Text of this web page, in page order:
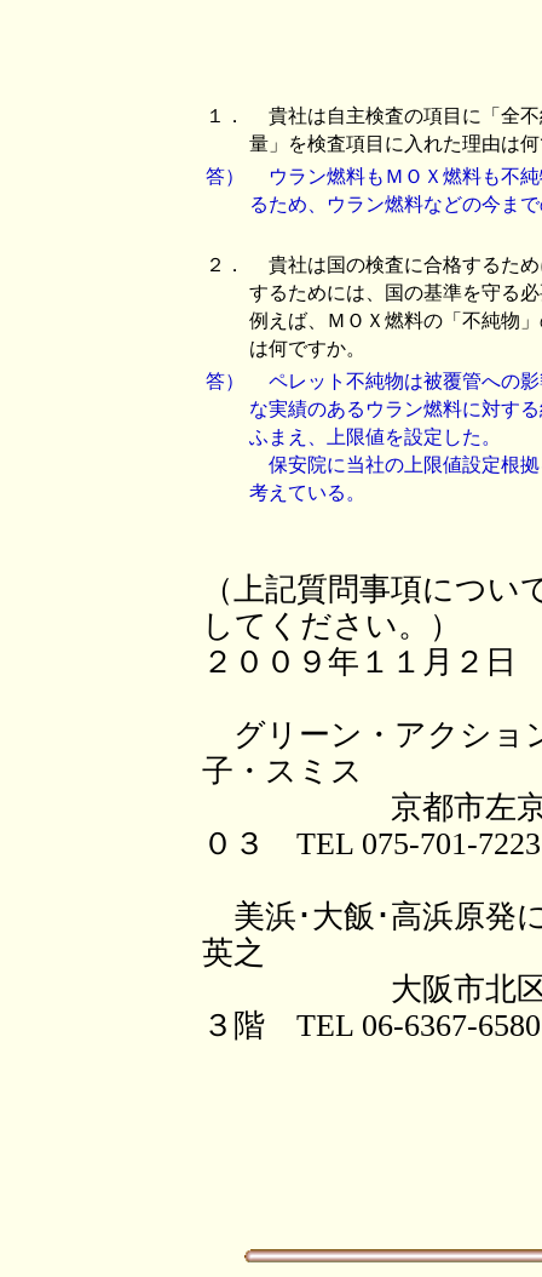
１．
貴社は自主検査の項目に「全
量」を検査項目に入れた理由は
答）
ウラン燃料もＭＯＸ燃料も不
るため、ウラン燃料などの今ま
２．
貴社は国の検査に合格するた
するためには、国の基準を守る
例えば、ＭＯＸ燃料の「不純物
は何ですか。
答）
ペレット不純物は被覆管への
な実績のあるウラン燃料に対す
ふまえ、上限値を設定した。
保安院に当社の上限値設定根
考えている。
（上記質問事項につ
してください。）
２００９年１１月２日
グリーン・アクショ
子・スミス
京都市左京区田
０３ TEL 075-701-
美浜･大飯･高浜原発
英之
大阪市北区西天
３階 TEL 06-6367-